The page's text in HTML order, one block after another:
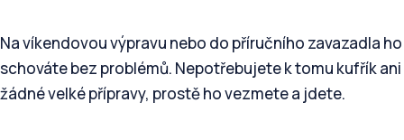
Na víkendovou výpravu nebo do příručního zavazadla ho
schováte bez problémů. Nepotřebujete k tomu kufřík ani
žádné velké přípravy, prostě ho vezmete a jdete.